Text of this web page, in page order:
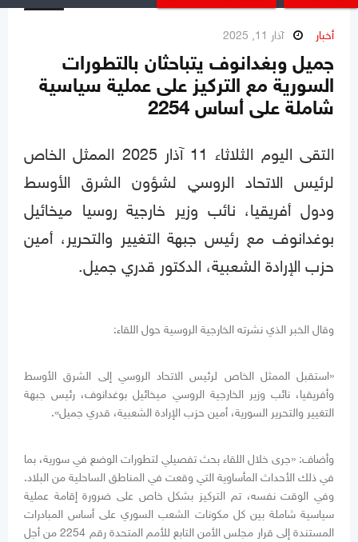
أخبار آذار 11, 2025
جميل وبغدانوف يتباحثان بالتطورات
السورية مع التركيز على عملية سياسية
شاملة على أساس 2254
التقى اليوم الثلاثاء 11 آذار 2025 الممثل الخاص
لرئيس الاتحاد الروسي لشؤون الشرق الأوسط
ودول أفريقيا، نائب وزير خارجية روسيا ميخائيل
بوغدانوف مع رئيس جبهة التغيير والتحرير، أمين
حزب الإرادة الشعبية، الدكتور قدري جميل.
وقال الخبر الذي نشرته الخارجية الروسية حول اللقاء:
«استقبل الممثل الخاص لرئيس الاتحاد الروسي إلى الشرق الأوسط
وأفريقيا، نائب وزير الخارجية الروسي ميخائيل بوغدانوف، رئيس جبهة
التغيير والتحرير السورية، أمين حزب الإرادة الشعبية، قدري جميل».
وأضاف: «جرى خلال اللقاء بحث تفصيلي لتطورات الوضع في سورية، بما
في ذلك الأحداث المأساوية التي وقعت في المناطق الساحلية من البلاد.
وفي الوقت نفسه، تم التركيز بشكل خاص على ضرورة إقامة عملية
سياسية شاملة بين كل مكونات الشعب السوري على أساس المبادرات
المستندة إلى قرار مجلس الأمن التابع للأمم المتحدة رقم 2254 من أجل